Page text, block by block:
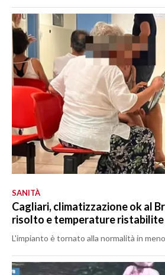
SANITÀ
Cagliari, climatizzazione ok al
risolto e temperature
L'impianto è tornato alla normalità in